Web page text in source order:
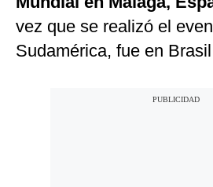
vez que se realizó el
Sudamérica, fue en